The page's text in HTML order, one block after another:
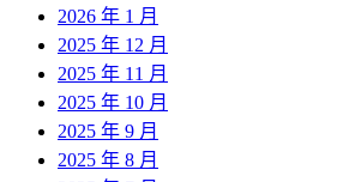
2026 年 1 月
2025 年 12 月
2025 年 11 月
2025 年 10 月
2025 年 9 月
2025 年 8 月